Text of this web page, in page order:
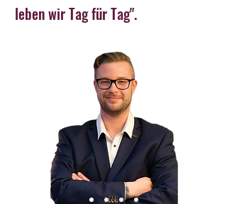
leben wir Tag für Tag".